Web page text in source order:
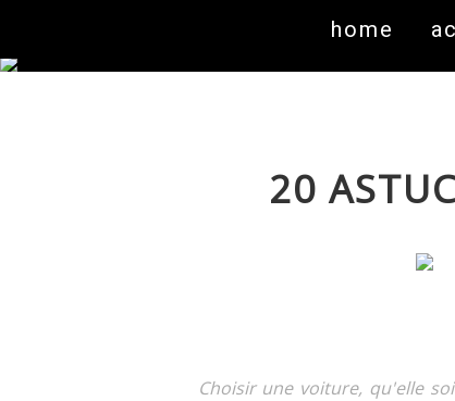
home
20
Choisir une voiture, qu'elle